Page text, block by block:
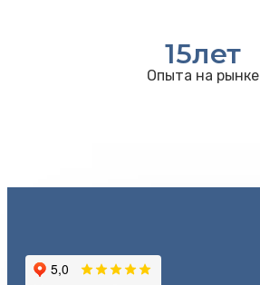
15лет
Опыта на рынке